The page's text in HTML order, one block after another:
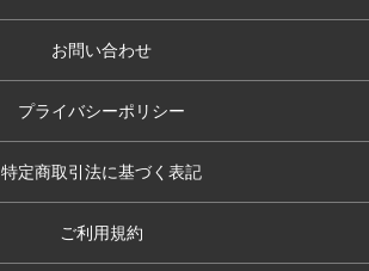
お問い合わせ
プライバシーポリシー
特定商取引法に基づく表記
ご利用規約